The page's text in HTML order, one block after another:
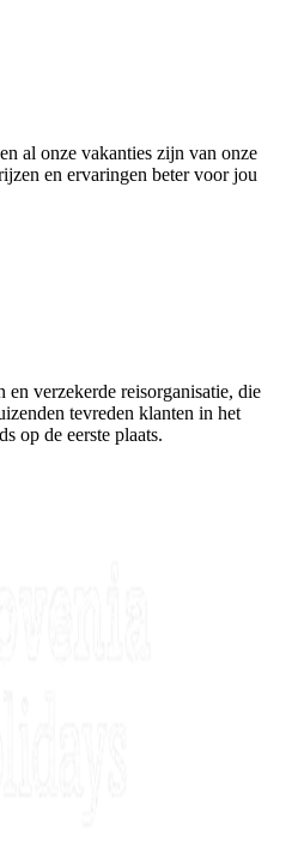
al onze vakanties zijn van onze
en ervaringen beter voor jou
verzekerde reisorganisatie, die
tevreden klanten in het
op de eerste plaats.